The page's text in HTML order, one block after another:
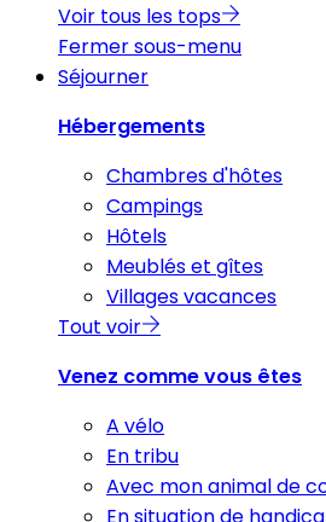
Voir tous les tops
Fermer sous-menu
Séjourner
Hébergements
Chambres d'hôtes
Campings
Hôtels
Meublés et gîtes
Villages vacances
Tout voir
Venez comme vous êtes
A vélo
En tribu
Avec mon animal de
En situation de